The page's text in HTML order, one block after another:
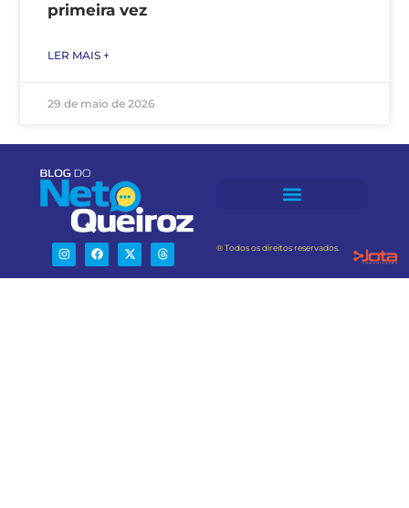
primeira vez
LER MAIS +
29 de maio de 2026
® Todos os direitos reservados.